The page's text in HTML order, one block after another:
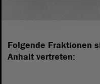
Folgende Fraktionen
Anhalt vertreten: